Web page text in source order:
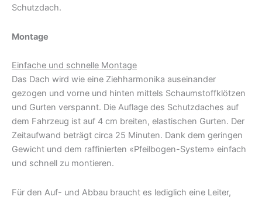
Schutzdach.
Montage
Einfache und schnelle Montage
Das Dach wird wie eine Ziehharmonika auseinander
gezogen und vorne und hinten mittels Schaumstoffklötzen
und Gurten verspannt. Die Auflage des Schutzdaches auf
dem Fahrzeug ist auf 4 cm breiten, elastischen Gurten. Der
Zeitaufwand beträgt circa 25 Minuten. Dank dem geringen
Gewicht und dem raffinierten «Pfeilbogen-System» einfach
und schnell zu montieren.
Für den Auf- und Abbau braucht es lediglich eine Leiter,